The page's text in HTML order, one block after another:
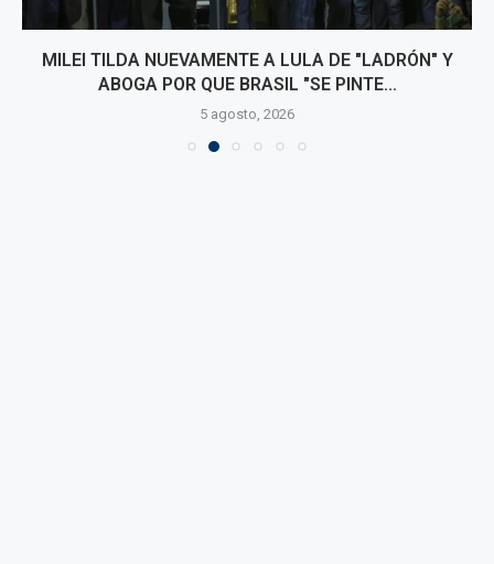
MILEI TILDA NUEVAMENTE A LULA DE "LADRÓN" Y
ABOGA POR QUE BRASIL "SE PINTE...
5 agosto, 2026